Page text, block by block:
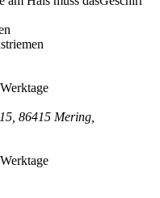
86415 Mering,